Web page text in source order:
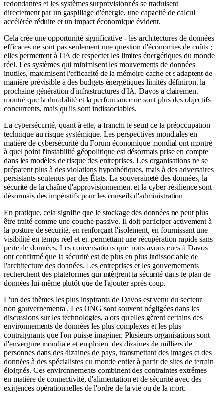
redondantes et les systèmes surprovisionnés se traduisent
directement par un gaspillage d'énergie, une capacité de calcul
accélérée réduite et un impact économique évident.
Cela crée une opportunité significative - les architectures de données
efficaces ne sont pas seulement une question d'économies de coûts ;
elles permettent à l'IA de respecter les limites énergétiques du monde
réel. Les systèmes qui minimisent les mouvements de données
inutiles, maximisent l'efficacité de la mémoire cache et s'adaptent de
manière prévisible à des budgets énergétiques limités définiront la
prochaine génération d'infrastructures d'IA. Davos a clairement
montré que la durabilité et la performance ne sont plus des objectifs
concurrents, mais qu'ils sont indissociables.
La cybersécurité, quant à elle, a franchi le seuil de la préoccupation
technique au risque systémique. Les perspectives mondiales en
matière de cybersécurité du Forum économique mondial ont montré
à quel point l'instabilité géopolitique est désormais prise en compte
dans les modèles de risque des entreprises. Les organisations ne se
préparent plus à des violations hypothétiques, mais à des adversaires
persistants soutenus par des États. La souveraineté des données, la
sécurité de la chaîne d'approvisionnement et la cyber-résilience sont
désormais des impératifs pour les conseils d'administration.
En pratique, cela signifie que le stockage des données ne peut plus
être traité comme une couche passive. Il doit participer activement à
la posture de sécurité, en renforçant l'isolement, en fournissant une
visibilité en temps réel et en permettant une récupération rapide sans
perte de données. Les conversations que nous avons eues à Davos
ont confirmé que la sécurité est de plus en plus indissociable de
l'architecture des données. Les entreprises et les gouvernements
recherchent des plateformes qui intègrent la sécurité dans le plan de
données lui-même plutôt que de l'ajouter après coup.
L'un des thèmes les plus inspirants de Davos est venu du secteur
non gouvernemental. Les ONG sont souvent négligées dans les
discussions sur les technologies, alors qu'elles gèrent certains des
environnements de données les plus complexes et les plus
contraignants que l'on puisse imaginer. Plusieurs organisations sont
d'envergure mondiale et emploient des dizaines de milliers de
personnes dans des dizaines de pays, transmettant des images et des
données à des spécialistes du monde entier à partir de sites de terrain
éloignés. Ces environnements combinent des contraintes extrêmes
en matière de connectivité, d'alimentation et de sécurité avec des
exigences opérationnelles de l'ordre de la vie ou de la mort.